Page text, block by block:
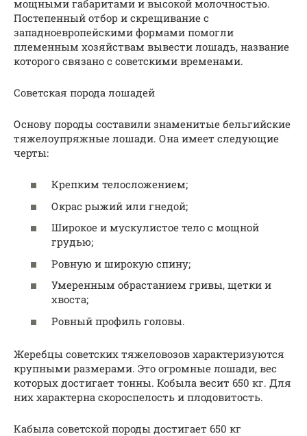
мощными габаритами и высокой молочностью.
Постепенный отбор и скрещивание с
западноевропейскими формами помогли
племенным хозяйствам вывести лошадь, название
которого связано с советскими временами.
Советская порода лошадей
Основу породы составили знаменитые бельгийские
тяжелоупряжные лошади. Она имеет следующие
черты:
Крепким телосложением;
Окрас рыжий или гнедой;
Широкое и мускулистое тело с мощной
грудью;
Ровную и широкую спину;
Умеренным обрастанием гривы, щетки и
хвоста;
Ровный профиль головы.
Жеребцы советских тяжеловозов характеризуются
крупными размерами. Это огромные лошади, вес
которых достигает тонны. Кобыла весит 650 кг. Для
них характерна скороспелость и плодовитость.
Кабыла советской породы достигает 650 кг